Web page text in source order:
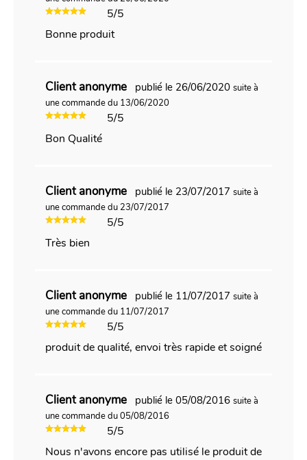
5/5
Bonne produit
Client anonyme publié le 26/06/2020 suite à
une commande du 13/06/2020
5/5
Bon Qualité
Client anonyme publié le 23/07/2017 suite à
une commande du 23/07/2017
5/5
Très bien
Client anonyme publié le 11/07/2017 suite à
une commande du 11/07/2017
5/5
produit de qualité, envoi très rapide et soigné
Client anonyme publié le 05/08/2016 suite à
une commande du 05/08/2016
5/5
Nous n'avons encore pas utilisé le produit de